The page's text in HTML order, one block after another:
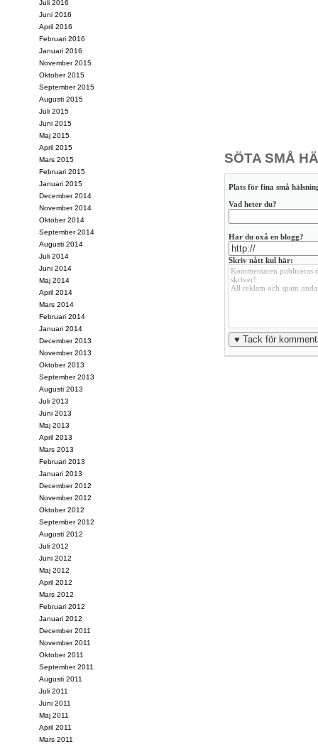
SÖTA SMÅ
Plats för fina små
Vad heter du?
Har du oxå en blogg?
Skriv nått kul här:
Juli 2016
Juni 2016
April 2016
Februari 2016
Januari 2016
November 2015
Oktober 2015
September 2015
Augusti 2015
Juli 2015
Juni 2015
Maj 2015
April 2015
Mars 2015
Februari 2015
Januari 2015
December 2014
November 2014
Oktober 2014
September 2014
Augusti 2014
Juli 2014
Juni 2014
Maj 2014
April 2014
Mars 2014
Februari 2014
Januari 2014
December 2013
November 2013
Oktober 2013
September 2013
Augusti 2013
Juli 2013
Juni 2013
Maj 2013
April 2013
Mars 2013
Februari 2013
Januari 2013
December 2012
November 2012
Oktober 2012
September 2012
Augusti 2012
Juli 2012
Juni 2012
Maj 2012
April 2012
Mars 2012
Februari 2012
Januari 2012
December 2011
November 2011
Oktober 2011
September 2011
Augusti 2011
Juli 2011
Juni 2011
Maj 2011
April 2011
Mars 2011